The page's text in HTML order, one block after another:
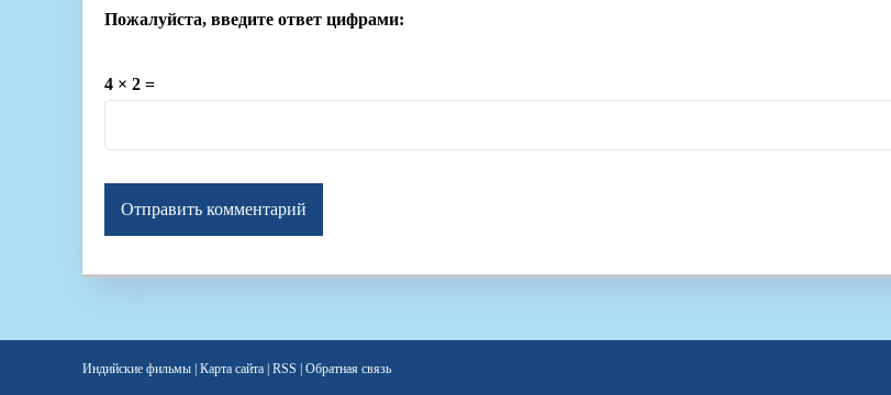
Пожалуйста, введите ответ цифрами:
4 × 2 =
Индийские фильмы | Карта сайта | RSS | Обратная связь